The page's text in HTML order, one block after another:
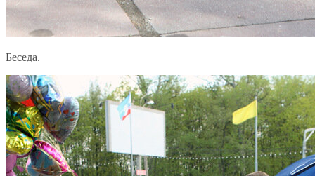
Беседа.